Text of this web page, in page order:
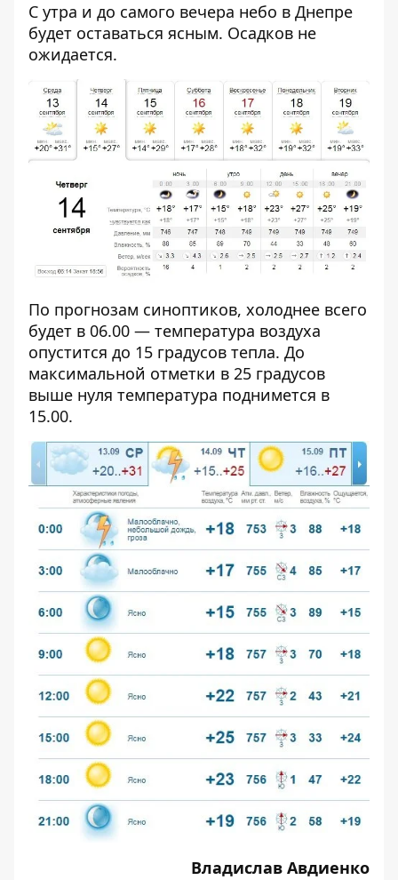
С утра и до самого вечера небо в Днепре
будет оставаться ясным. Осадков не
ожидается.
По прогнозам синоптиков, холоднее всего
будет в 06.00 — температура воздуха
опустится до 15 градусов тепла. До
максимальной отметки в 25 градусов
выше нуля температура поднимется в
15.00.
Владислав Авдиенко